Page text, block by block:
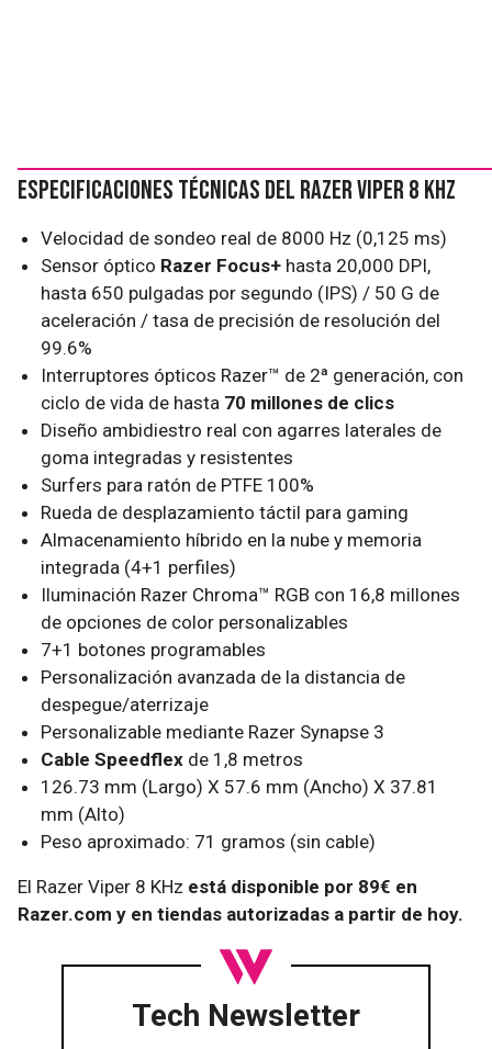
Especificaciones técnicas del Razer Viper 8 KHz
Velocidad de sondeo real de 8000 Hz (0,125 ms)
Sensor óptico Razer Focus+ hasta 20,000 DPI,
hasta 650 pulgadas por segundo (IPS) / 50 G de
aceleración / tasa de precisión de resolución del
99.6%
Interruptores ópticos Razer™ de 2ª generación, con
ciclo de vida de hasta 70 millones de clics
Diseño ambidiestro real con agarres laterales de
goma integradas y resistentes
Surfers para ratón de PTFE 100%
Rueda de desplazamiento táctil para gaming
Almacenamiento híbrido en la nube y memoria
integrada (4+1 perfiles)
Iluminación Razer Chroma™ RGB con 16,8 millones
de opciones de color personalizables
7+1 botones programables
Personalización avanzada de la distancia de
despegue/aterrizaje
Personalizable mediante Razer Synapse 3
Cable Speedflex de 1,8 metros
126.73 mm (Largo) X 57.6 mm (Ancho) X 37.81
mm (Alto)
Peso aproximado: 71 gramos (sin cable)
El Razer Viper 8 KHz está disponible por 89€ en
Razer.com y en tiendas autorizadas a partir de hoy.
Tech Newsletter